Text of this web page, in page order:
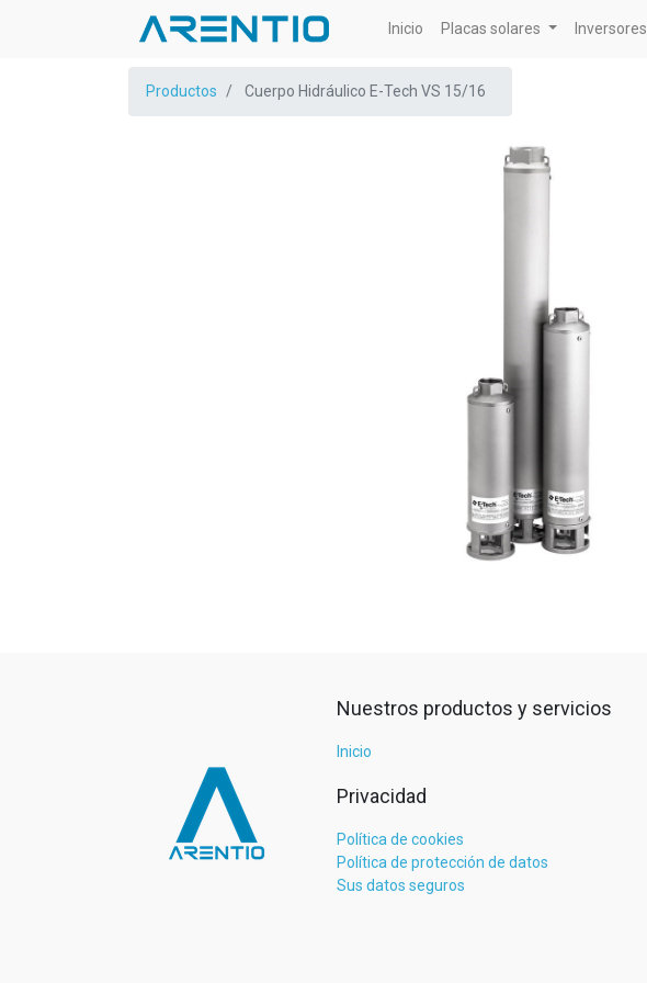
Inicio Placas solares Inversores
Productos Cuerpo Hidráulico E-Tech VS 15/16
Nuestros productos y servicios
Inicio
Privacidad
Política de cookies
Política de protección de datos
Sus datos seguros